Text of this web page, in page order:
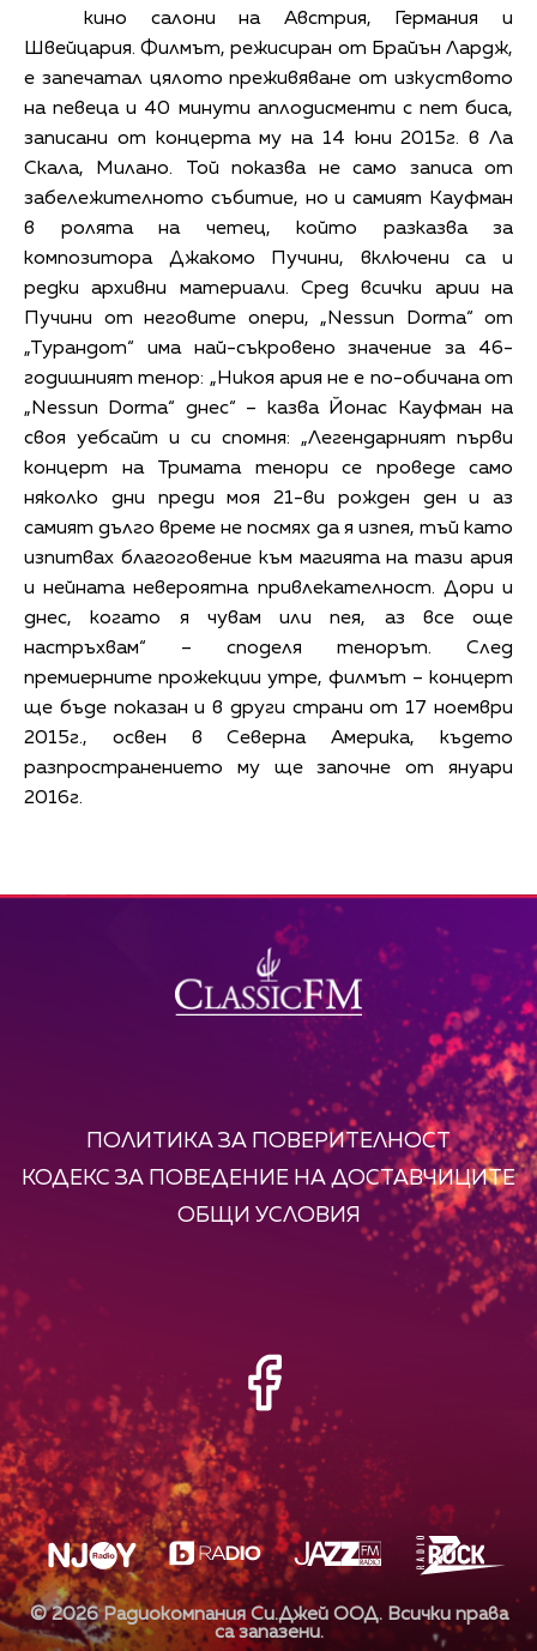
кино салони на Австрия, Германия и
Швейцария. Филмът, режисиран от Брайън Лардж,
е запечатал цялото преживяване от изкуството
на певеца и 40 минути аплодисменти с пет биса,
записани от концерта му на 14 юни 2015г. в Ла
Скала, Милано. Той показва не само записа от
забележителното събитие, но и самият Кауфман
в ролята на четец, който разказва за
композитора Джакомо Пучини, включени са и
редки архивни материали. Сред всички арии на
Пучини от неговите опери, „Nessun Dorma“ от
„Турандот“ има най-съкровено значение за 46-
годишният тенор: „Никоя ария не е по-обичана от
„Nessun Dorma“ днес“ – казва Йонас Кауфман на
своя уебсайт и си спомня: „Легендарният първи
концерт на Тримата тенори се проведе само
няколко дни преди моя 21-ви рожден ден и аз
самият дълго време не посмях да я изпея, тъй като
изпитвах благоговение към магията на тази ария
и нейната невероятна привлекателност. Дори и
днес, когато я чувам или пея, аз все още
настръхвам“ – споделя тенорът. След
премиерните прожекции утре, филмът – концерт
ще бъде показан и в други страни от 17 ноември
2015г., освен в Северна Америка, където
разпространението му ще започне от януари
2016г.
ПОЛИТИКА ЗА ПОВЕРИТЕЛНОСТ
КОДЕКС ЗА ПОВЕДЕНИЕ НА ДОСТАВЧИЦИТЕ
ОБЩИ УСЛОВИЯ
©2026Радиокомпания Си.Джей ООД. Всички права
са запазени.